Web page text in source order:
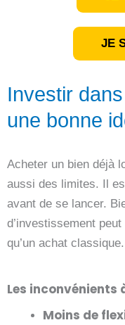
JE
Investir
une bonne
Acheter un bien déjà
aussi des limites. Il
avant de se lancer.
d’investissement
qu’un achat
Les inconvénients
Moins de